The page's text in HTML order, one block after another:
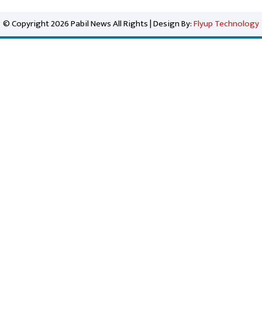
© Copyright 2026 Pabil News All Rights | Design By:Flyup Technology